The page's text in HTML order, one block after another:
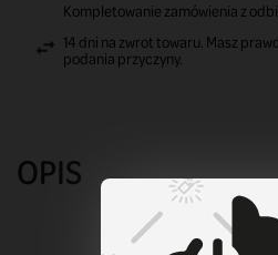
Kompletowanie zamówienia z
14 dni na zwrot towaru. Masz
podania przyczyny.
OPIS